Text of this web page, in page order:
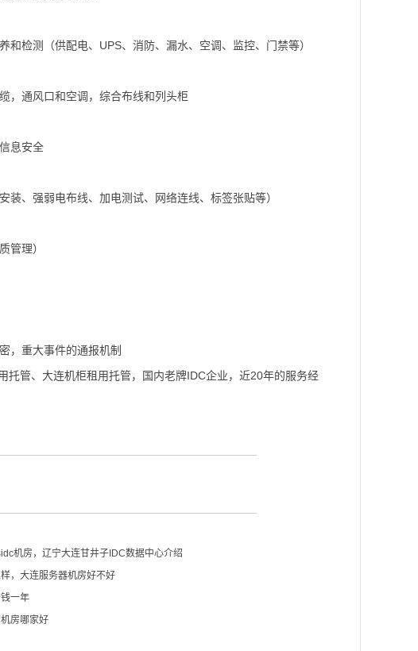
检测（供配电、UPS、消防、漏水、空调、监控、门禁等）
，通风口和空调，综合布线和列头柜
息安全
、强弱电布线、加电测试、网络连线、标签张贴等）
管理）
，重大事件的通报机制
管、大连机柜租用托管，国内老牌IDC企业，近20年的服务经
机房，辽宁大连甘井子IDC数据中心介绍
，大连服务器机房好不好
一年
房哪家好